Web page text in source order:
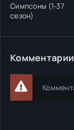
Симпсоны (1-37
сезон)
Комментарии